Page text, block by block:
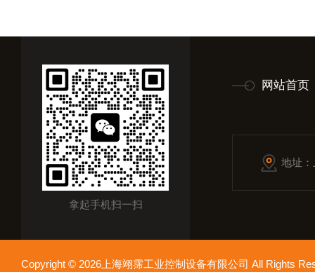
拿起手机扫一扫
网站首页
地址
Copyright © 2026上海翊霈工业控制设备有限公司 All Rights